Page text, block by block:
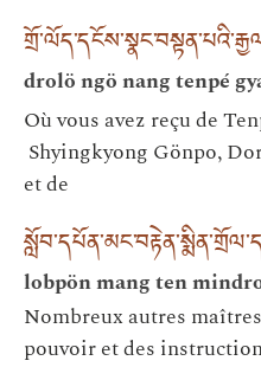
drolö ngö nang tenpé
Où vous avez reçu de
Shyingkyong Gönpo,
et de
lobpön mang ten
Nombreux autres
pouvoir et des